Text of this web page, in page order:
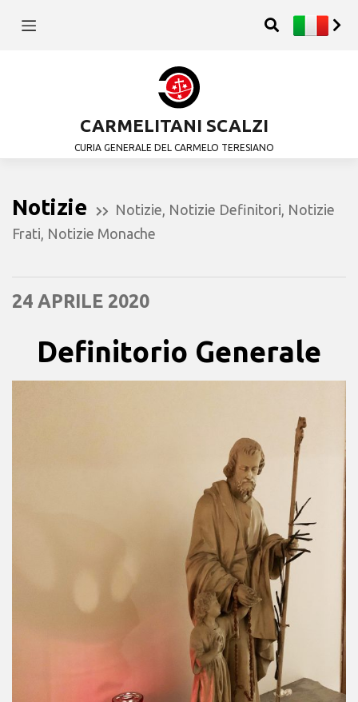
CARMELITANI SCALZI
CURIA GENERALE DEL CARMELO TERESIANO
Notizie Notizie Notizie Definitori Notizie
Frati Notizie Monache
24 APRILE 2020
Definitorio Generale